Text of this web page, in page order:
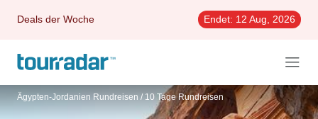
Deals der Woche Endet: 12 Aug, 2026
Ägypten-Jordanien Rundreisen / 10 Tage Rundreisen